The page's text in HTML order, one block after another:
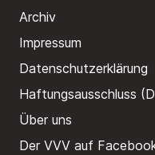
Archiv
Impressum
Datenschutzerklärung
Haftungsausschluss
Über uns
Der VVV auf